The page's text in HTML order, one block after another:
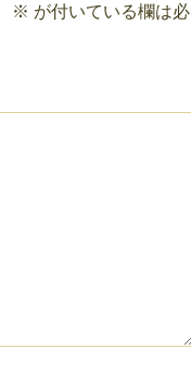
※ が付いている欄は必